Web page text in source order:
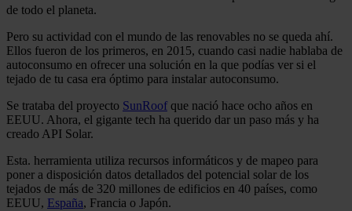
de todo el planeta.
Pero su actividad con el mundo de las renovables no se queda ahí.
Ellos fueron de los primeros, en 2015, cuando casi nadie hablaba de
autoconsumo en ofrecer una solución en la que podías ver si el
tejado de tu casa era óptimo para instalar autoconsumo.
Se trataba del proyecto SunRoof que nació hace ocho años en
EEUU. Ahora, el gigante tech ha querido dar un paso más y ha
creado API Solar.
Esta. herramienta utiliza recursos informáticos y de mapeo para
poner a disposición datos detallados del potencial solar de los
tejados de más de 320 millones de edificios en 40 países, como
EEUU, España, Francia o Japón.